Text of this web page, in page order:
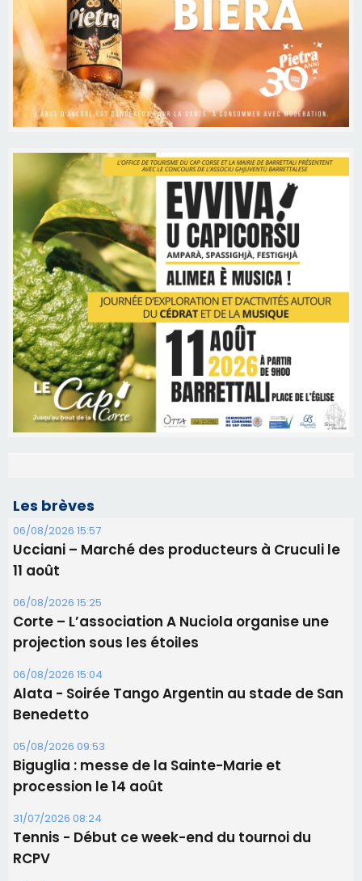
Les brèves
06/08/2026 15:57
Ucciani – Marché des producteurs à Cruculi le
11 août
06/08/2026 15:25
Corte – L’association A Nuciola organise une
projection sous les étoiles
06/08/2026 15:04
Alata - Soirée Tango Argentin au stade de San
Benedetto